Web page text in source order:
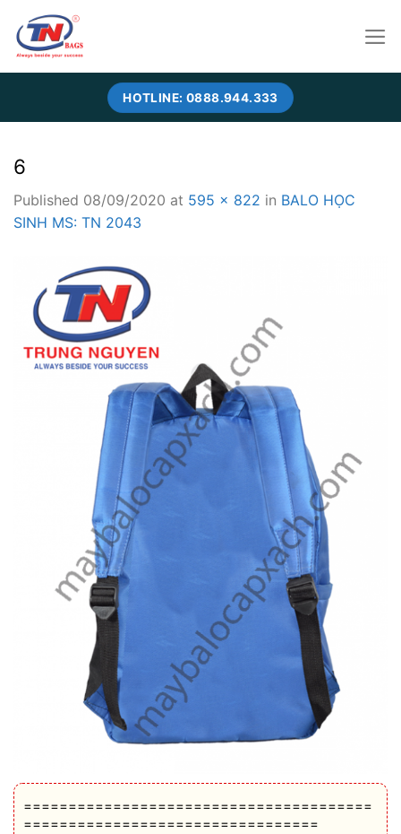
content
HOTLINE: 0888.944.333
6
Published 08/09/2020 at 595 × 822 in BALO HỌC
SINH MS: TN 2043
=======================================
=================================